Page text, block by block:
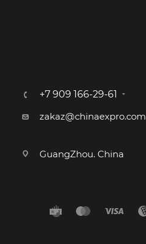
+7 909 166-29-61
zakaz@chinaexpro.com
GuangZhou. China